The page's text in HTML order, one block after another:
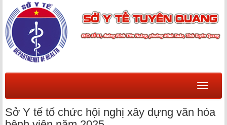
Menu
Sở Y tế tổ chức hội nghị xây dựng văn hóa